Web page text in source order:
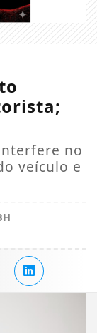
no
veículo e